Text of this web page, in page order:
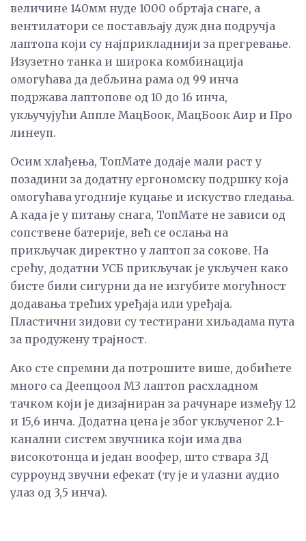
величине 140мм нуде 1000 обртаја снаге, а
вентилатори се постављају дуж дна подручја
лаптопа који су најприкладнији за прегревање.
Изузетно танка и широка комбинација
омогућава да дебљина рама од 99 инча
подржава лаптопове од 10 до 16 инча,
укључујући Аппле МацБоок, МацБоок Аир и Про
линеуп.
Осим хлађења, ТопМате додаје мали раст у
позадини за додатну ергономску подршку која
омогућава угодније куцање и искуство гледања.
А када је у питању снага, ТопМате не зависи од
сопствене батерије, већ се ослања на
прикључак директно у лаптоп за сокове. На
срећу, додатни УСБ прикључак је укључен како
бисте били сигурни да не изгубите могућност
додавања трећих уређаја или уређаја.
Пластични зидови су тестирани хиљадама пута
за продужену трајност.
Ако сте спремни да потрошите више, добићете
много са Деепцоол М3 лаптоп расхладном
тачком који је дизајниран за рачунаре између 12
и 15,6 инча. Додатна цена је због укљученог 2.1-
канални систем звучника који има два
високотонца и један воофер, што ствара 3Д
сурроунд звучни ефекат (ту је и улазни аудио
улаз од 3,5 инча).